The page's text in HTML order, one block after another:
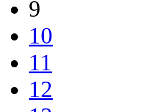
9
10
11
12